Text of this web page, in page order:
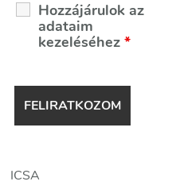
Hozzájárulok az
adataim
kezeléséhez*
ICSA